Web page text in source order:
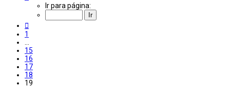
Ir para página:
1
15
16
17
18
19